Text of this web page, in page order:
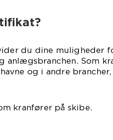
du dine muligheder
Som
og i andre
kranfører på skibe.